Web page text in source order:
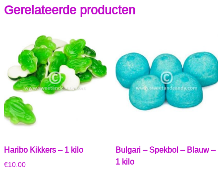
Gerelateerde producten
Haribo Kikkers – 1 kilo
€10.00
Bulgari – Spekbol – Blauw –
1 kilo